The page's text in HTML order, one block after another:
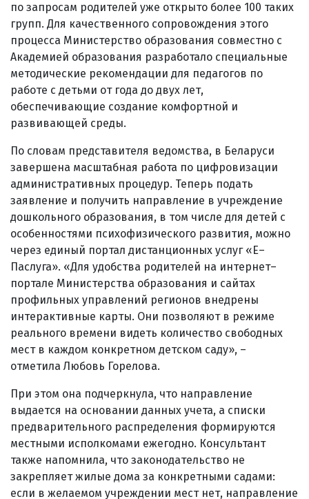
по запросам родителей уже открыто более 100 таких
групп. Для качественного сопровождения этого
процесса Министерство образования совместно с
Академией образования разработало специальные
методические рекомендации для педагогов по
работе с детьми от года до двух лет,
обеспечивающие создание комфортной и
развивающей среды.
По словам представителя ведомства, в Беларуси
завершена масштабная работа по цифровизации
административных процедур. Теперь подать
заявление и получить направление в учреждение
дошкольного образования, в том числе для детей с
особенностями психофизического развития, можно
через единый портал дистанционных услуг «Е–
Паслуга». «Для удобства родителей на интернет–
портале Министерства образования и сайтах
профильных управлений регионов внедрены
интерактивные карты. Они позволяют в режиме
реального времени видеть количество свободных
мест в каждом конкретном детском саду», –
отметила Любовь Горелова.
При этом она подчеркнула, что направление
выдается на основании данных учета, а списки
предварительного распределения формируются
местными исполкомами ежегодно. Консультант
также напомнила, что законодательство не
закрепляет жилые дома за конкретными садами:
если в желаемом учреждении мест нет, направление